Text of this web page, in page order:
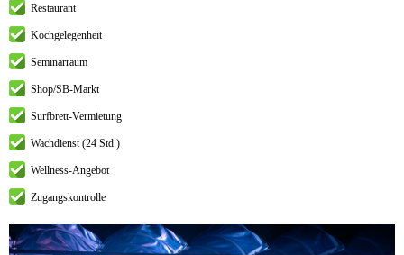
Restaurant
Kochgelegenheit
Seminarraum
Shop/SB-Markt
Surfbrett-Vermietung
Wachdienst (24 Std.)
Wellness-Angebot
Zugangskontrolle